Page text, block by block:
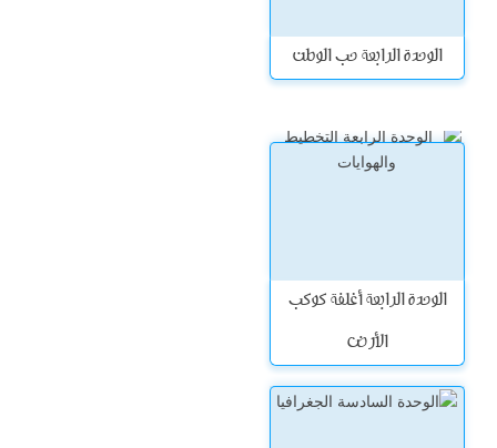
الوحدة الرابعة حب الوطن
الوحدة الرابعة أغلفة كوكب
الأرض